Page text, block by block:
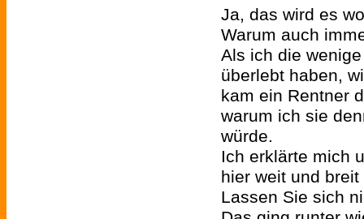
Ja, das wird es
Warum auch
Als ich die
überlebt haben,
kam ein Rentner
warum ich sie
würde.
Ich erklärte mich
hier weit und
Lassen Sie sich